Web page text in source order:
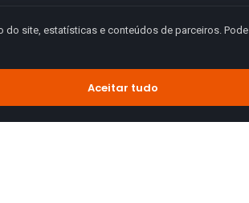
site, estatísticas e conteúdos de parceiros. Pode
Aceitar tudo